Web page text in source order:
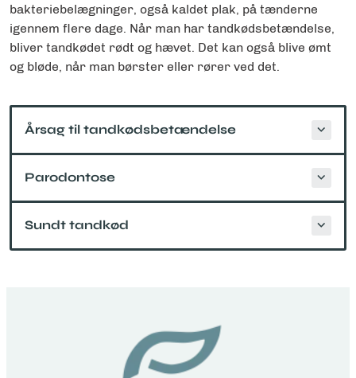
bakteriebelægninger, også kaldet plak, på tænderne
igennem flere dage. Når man har tandkødsbetændelse,
bliver tandkødet rødt og hævet. Det kan også blive ømt
og bløde, når man børster eller rører ved det.
Årsag til tandkødsbetændelse
Parodontose
Sundt tandkød